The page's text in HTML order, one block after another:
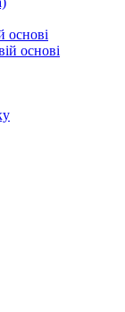
основі
основі